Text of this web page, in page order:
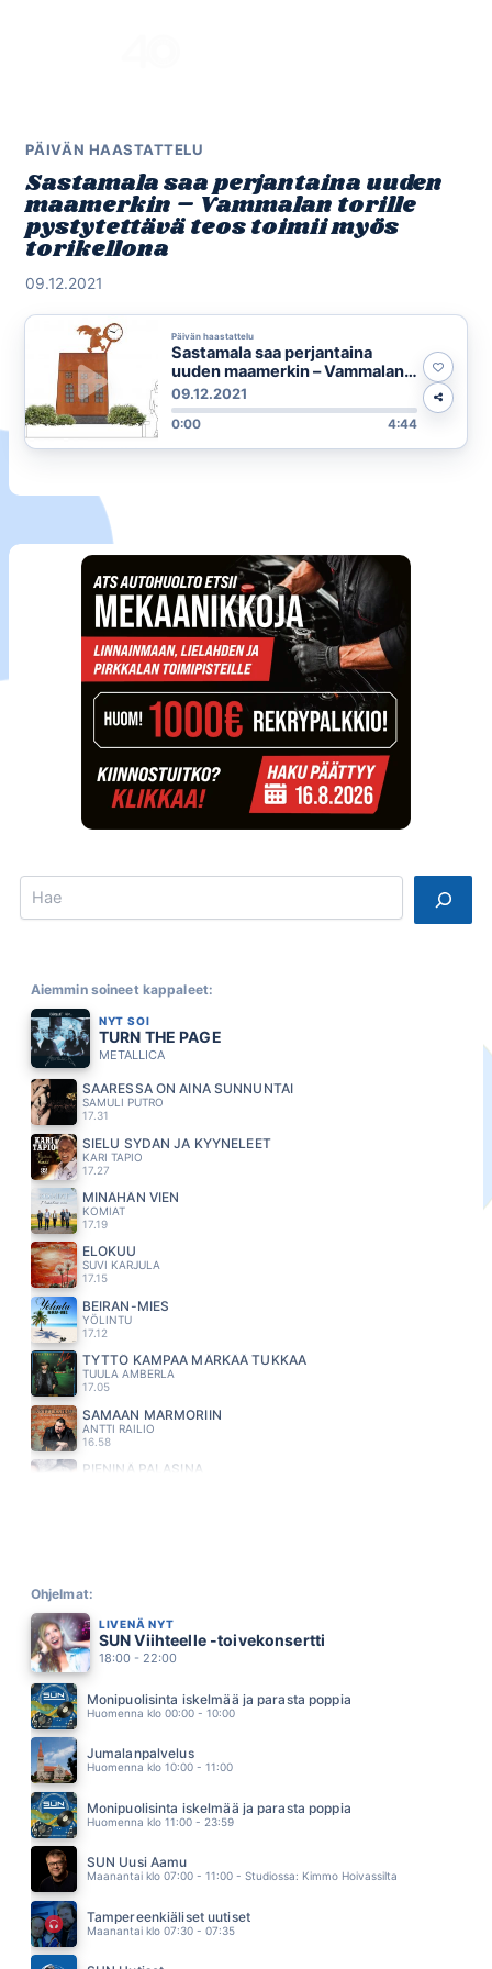
PÄIVÄN HAASTATTELU
Sastamala saa perjantaina uuden
maamerkin – Vammalan torille
pystytettävä teos toimii myös
torikellona
09.12.2021
Päivän haastattelu
Sastamala saa perjantaina
uuden maamerkin – Vammalan
torille pystytettävä teos toimii
myös torikellona
09.12.2021
0:00 4:44
Search
Aiemmin soineet kappaleet:
NYT SOI
TURN THE PAGE
METALLICA
SAARESSA ON AINA SUNNUNTAI
SAMULI PUTRO
17.31
SIELU SYDAN JA KYYNELEET
KARI TAPIO
17.27
MINÄHÄN VIEN
KOMIAT
17.19
ELOKUU
SUVI KARJULA
17.15
BEIRAN-MIES
YÖLINTU
17.12
TYTTÖ KAMPAA MÄRKÄÄ TUKKAA
TUULA AMBERLA
17.05
SAMAAN MARMORIIN
ANTTI RAILIO
16.58
PIENINÄ PALASINA
PETRI LAAKSONEN
POSTIKORTTI
JANNE HURME
16.37
ESSI WUORELA
16.33
JÄRVENSIVU
16.28
LEA LAVEN
16.22
EPPU NORMAALI
16.13
ANI
16.09
Ohjelmat:
LIVENÄ NYT
SUN Viihteelle -toivekonsertti
18:00 - 22:00
Monipuolisinta iskelmää ja parasta poppia
Huomenna klo 00:00 - 10:00
Jumalanpalvelus
Huomenna klo 10:00 - 11:00
Monipuolisinta iskelmää ja parasta poppia
Huomenna klo 11:00 - 23:59
SUN Uusi Aamu
Maanantai klo 07:00 - 11:00 - Studiossa: Kimmo Hoivassilta
Tampereenkiäliset uutiset
Maanantai klo 07:30 - 07:35